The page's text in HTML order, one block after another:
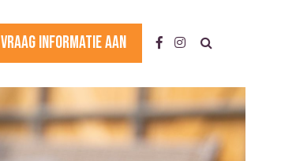
Vraag informatie aan